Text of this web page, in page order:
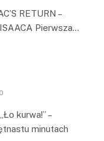
RETURN –
Pierwsza…
0
kurwa!” –
minutach